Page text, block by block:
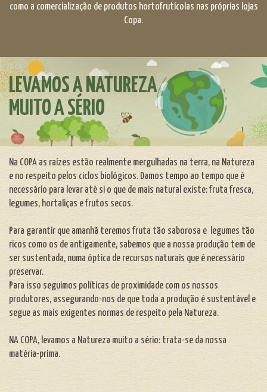
como a comercialização de produtos hortofrutícolas nas próprias lojas
Copa.
LEVAMOS A NATUREZA
MUITO A SÉRIO
Na COPA as raízes estão realmente mergulhadas na terra, na Natureza
e no respeito pelos ciclos biológicos. Damos tempo ao tempo que é
necessário para levar até si o que de mais natural existe: frutafresca,
legumes, hortaliças e frutos secos.
Para garantir que amanhã teremos fruta tão saborosa e legumes tão
ricos como os de antigamente, sabemos que a nossa produção tem de
ser sustentada, numa óptica de recursos naturais que é necessário
preservar.
Para isso seguimos políticas de proximidade com os nossos
produtores, assegurando-nos de que toda a produção é sustentável e
segue as mais exigentes normas de respeito pela Natureza.
NA COPA, levamos a Natureza muito a sério: trata-se da nossa
matéria-prima.